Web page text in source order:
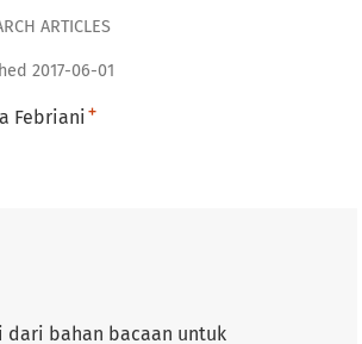
ARTICLES
2017-06-01
Febriani +
bahan bacaan untuk